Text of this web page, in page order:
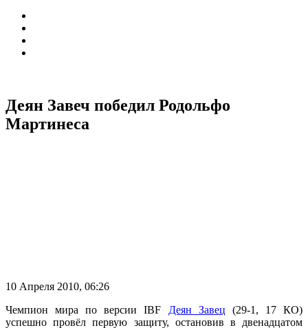
Деян Завеч победил Родольфо
Мартинеса
10 Апреля 2010, 06:26
Чемпион мира по версии IBF Деян Завец (29-1, 17 КО)
успешно провёл первую защиту, остановив в двенадцатом